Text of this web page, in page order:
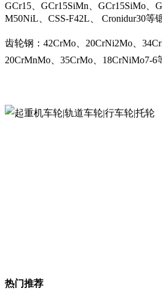
GCr15、GCr15SiMn、GCr15SiMo、
M50NiL、CSS-F42L、 Cronidur30等
齿轮钢：42CrMo、20CrNi2Mo、
20CrMnMo、35CrMo、18CrNiMo7-6
热门推荐